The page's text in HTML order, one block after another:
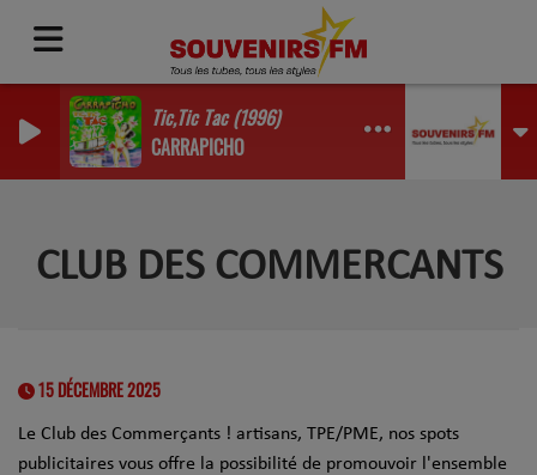
Tic,Tic Tac (1996)
CARRAPICHO
CLUB DES COMMERCANTS
15 DÉCEMBRE 2025
Le Club des Commerçants ! artisans, TPE/PME, nos spots
publicitaires vous offre la possibilité de promouvoir l'ensemble